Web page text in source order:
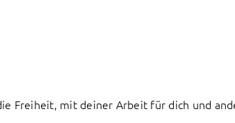
Freiheit, mit deiner Arbeit für dich und